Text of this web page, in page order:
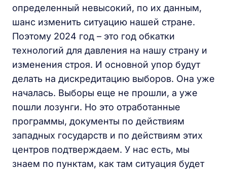
определенный невысокий, по их данным,
шанс изменить ситуацию нашей стране.
Поэтому 2024 год – это год обкатки
технологий для давления на нашу страну и
изменения строя. И основной упор будут
делать на дискредитацию выборов. Она уже
началась. Выборы еще не прошли, а уже
пошли лозунги. Но это отработанные
программы, документы по действиям
западных государств и по действиям этих
центров подтверждаем. У нас есть, мы
знаем по пунктам, как там ситуация будет